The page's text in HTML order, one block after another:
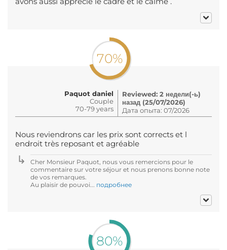
70%
Paquot daniel
Couple
70-79 years
Reviewed: 2 недели(-ь)
назад (25/07/2026)
Дата опыта: 07/2026
Nous reviendrons car les prix sont corrects et l
endroit très reposant et agréable
Cher Monsieur Paquot, nous vous remercions pour le
commentaire sur votre séjour et nous prenons bonne note
de vos remarques.
Au plaisir de pouvoi... подробнее
80%